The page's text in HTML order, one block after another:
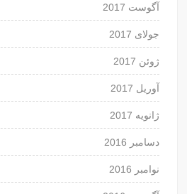
آگوست 2017
جولای 2017
ژوئن 2017
آوریل 2017
ژانویه 2017
دسامبر 2016
نوامبر 2016